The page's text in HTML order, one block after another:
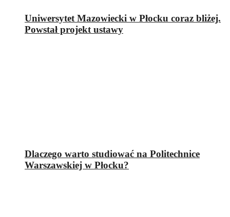
Uniwersytet Mazowiecki w Płocku coraz bliżej.
Powstał projekt ustawy
Dlaczego warto studiować na Politechnice
Warszawskiej w Płocku?